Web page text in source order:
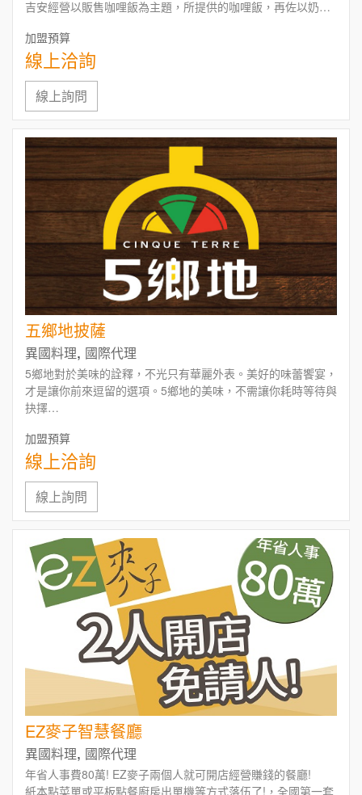
吉安經營以販售咖哩飯為主題，所提供的咖哩飯，再佐以奶油
是每天食用也百吃不厭而深受好評。
加盟預算
線上洽詢
線上詢問
五鄉地披薩
異國料理, 國際代理
5鄉地對於美味的詮釋，不光只有華麗外表。美好的味蕾饗宴，
才是讓你前來逗留的選項。5鄉地的美味，不需讓你耗時等待與
抉擇…
侶吧！
加盟預算
線上洽詢
線上詢問
EZ麥子智慧餐廳
異國料理, 國際代理
年省人事費80萬! EZ麥子兩個人就可開店經營賺錢的餐廳!
紙本點菜單或平板點餐廚房出單機等方式落伍了!，全國第一套
6 鼎威維修
7 88thai發發泰-泰式飯行家
8 呷尚寶
周 先生/小姐 台北
100萬 ~150萬
徐 先生/小姐
加盟預算